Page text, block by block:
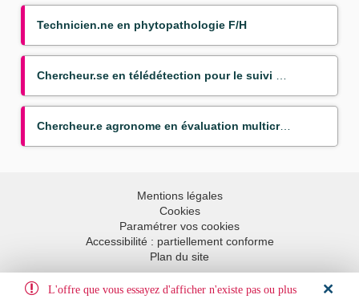
L'offre que vous essayez d'afficher n'existe pas ou plus
Technicien.ne en phytopathologie F/H
Chercheur.e agronome en évaluation multicritère/prototypage des systèmes agroforestiers à base d'hévéa
Mentions légales
Cookies
Paramétrer vos cookies
Accessibilité : partiellement conforme
Plan du site
Aller en haut